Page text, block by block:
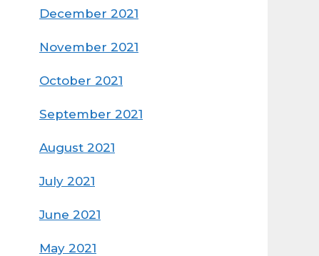
December 2021
November 2021
October 2021
September 2021
August 2021
July 2021
June 2021
May 2021